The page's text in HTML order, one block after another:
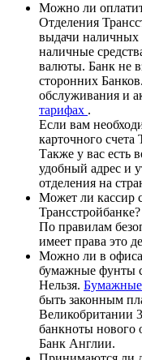
Можно ли
Отделения
выдачи
наличные
валюты. Банк не
сторонних
обслуживания и
тарифах .
Если вам
карточного счета
Также у вас есть
удобный адрес и
отделения на
Может ли кассир
Трансстройбанке?
По правилам
имеет права это
Можно ли в
бумажные фунты
Нельзя.
быть законным
Великобритании
банкноты нового
Банк Англии.